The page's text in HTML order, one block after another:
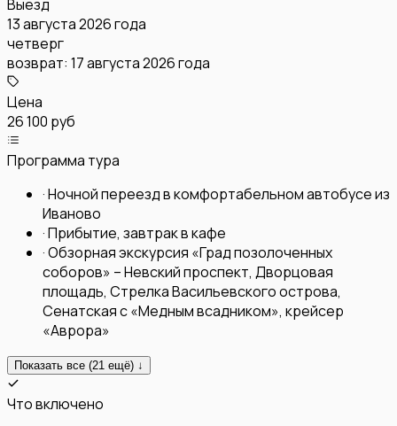
Выезд
13 августа 2026 года
четверг
возврат: 17 августа 2026 года
Цена
26 100 руб
Программа тура
·Ночной переезд в комфортабельном автобусе из
Иваново
·Прибытие, завтрак в кафе
·Обзорная экскурсия «Град позолоченных
соборов» – Невский проспект, Дворцовая
площадь, Стрелка Васильевского острова,
Сенатская с «Медным всадником», крейсер
«Аврора»
Показать все (21 ещё) ↓
Что включено